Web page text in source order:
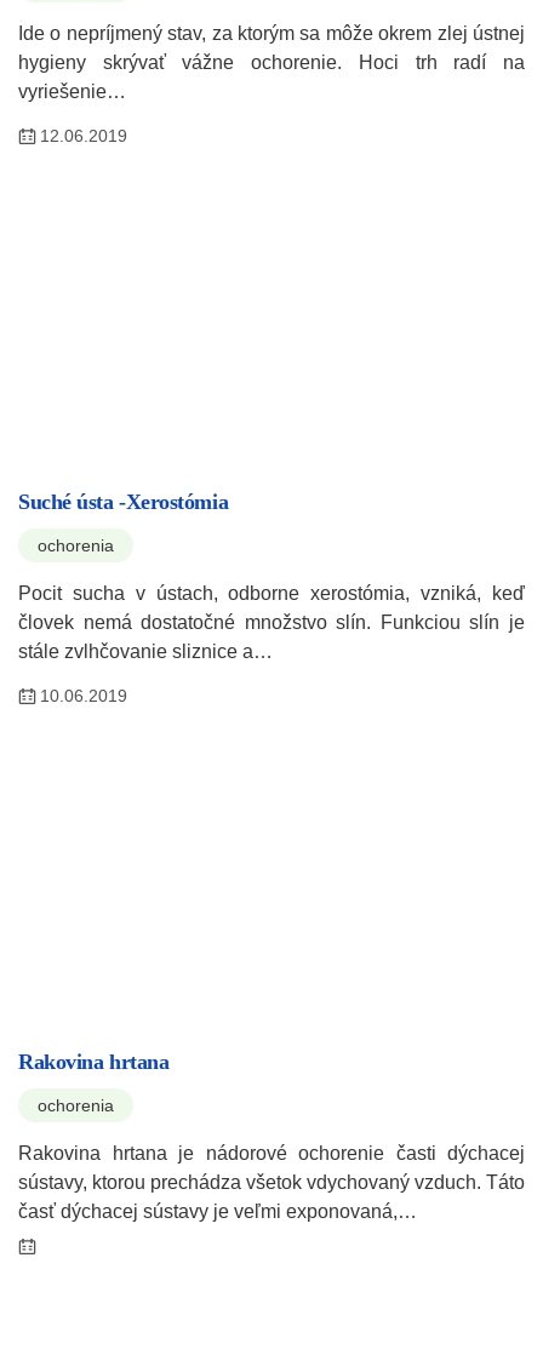
Ide o nepríjmený stav, za ktorým sa môže okrem zlej ústnej
hygieny skrývať vážne ochorenie. Hoci trh radí na
vyriešenie…
12.06.2019
Suché ústa -Xerostómia
ochorenia
Pocit sucha v ústach, odborne xerostómia, vzniká, keď
človek nemá dostatočné množstvo slín. Funkciou slín je
stále zvlhčovanie sliznice a…
10.06.2019
Rakovina hrtana
ochorenia
Rakovina hrtana je nádorové ochorenie časti dýchacej
sústavy, ktorou prechádza všetok vdychovaný vzduch. Táto
časť dýchacej sústavy je veľmi exponovaná,…